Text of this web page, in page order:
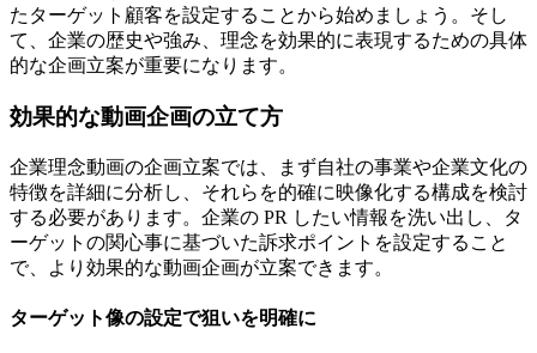
たターゲット顧客を設定することから始めましょう。そし
て、企業の歴史や強み、理念を効果的に表現するための具体
的な企画立案が重要になります。
効果的な動画企画の立て方
企業理念動画の企画立案では、まず自社の事業や企業文化の
特徴を詳細に分析し、それらを的確に映像化する構成を検討
する必要があります。企業の PR したい情報を洗い出し、タ
ーゲットの関心事に基づいた訴求ポイントを設定すること
で、より効果的な動画企画が立案できます。
ターゲット像の設定で狙いを明確に